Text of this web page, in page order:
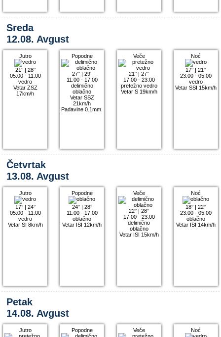
Sreda
12.08. Avgust
Jutro
21°| 28°
05:00 - 11:00
vedro
Vetar ZSZ
17km/h
Popodne
27°| 29°
11:00 - 17:00
delimično
oblačno
Vetar SSZ
21km/h
Padavine 0.1mm.
Veče
21° |27°
17:00 - 23:00
pretežno vedro
Vetar S 19km/h
Noć
17° |21°
23:00 - 05:00
vedro
Vetar SSI 15km/h
Četvrtak
13.08. Avgust
Jutro
17°| 24°
05:00 - 11:00
vedro
Vetar SI 8km/h
Popodne
24°| 28°
11:00 - 17:00
oblačno
Vetar ISI 12km/h
Veče
22° |28°
17:00 - 23:00
delimično
oblačno
Vetar ISI 15km/h
Noć
18° |22°
23:00 - 05:00
oblačno
Vetar ISI 14km/h
Petak
14.08. Avgust
Jutro Popodne Veče Noć